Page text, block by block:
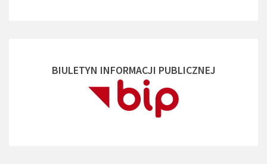
BIULETYN INFORMACJI PUBLICZNEJ